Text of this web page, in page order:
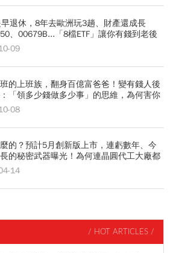
退休，8年去歐洲玩3趟、財產還成長
、00679B...「8檔ETF」讓你有錢到老後
09
的上班族，翻身百億富爸爸！變有錢人後
「領多少錢做多少事」的思維，為何害你
08
的？預計5月創新版上市，連虧數年、今
的秘密武器曝光！為何連晶圓代工大廠都
14
/ HOT ARTICLES /